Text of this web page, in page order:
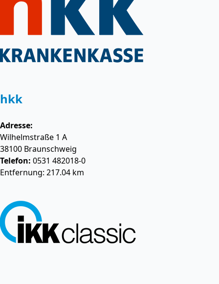
hkk
Adresse:
Wilhelmstraße 1 A
38100 Braunschweig
Telefon: 0531 482018-0
Entfernung: 217.04 km